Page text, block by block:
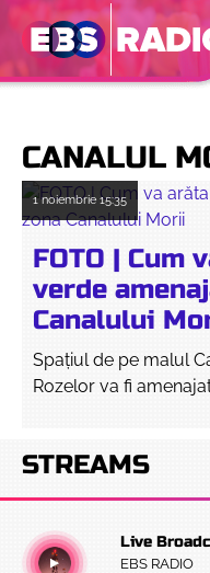
CANALUL
1 noiembrie 15:35
FOTO | Cum
verde
Canalului
Spațiul de pe malul
Rozelor va fi
STREAMS
Live
EBS RADIO